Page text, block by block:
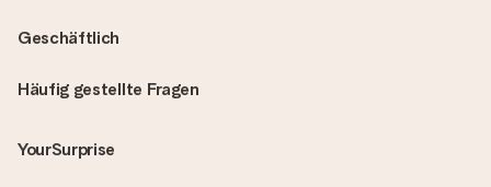
Häufig gestellte Fragen
YourSurprise
Geschäftlich